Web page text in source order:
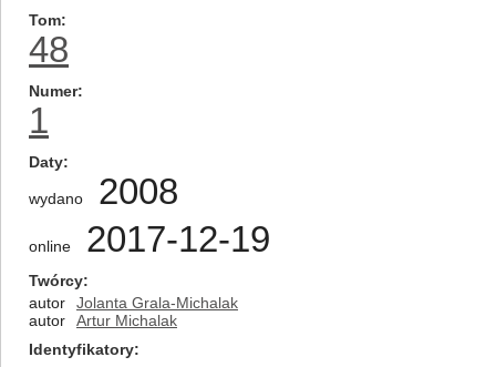
Tom
48
Numer
1
Daty
wydano 2008
online 2017-12-19
Twórcy
autor
Jolanta Grala-Michalak
autor
Artur Michalak
Identyfikatory